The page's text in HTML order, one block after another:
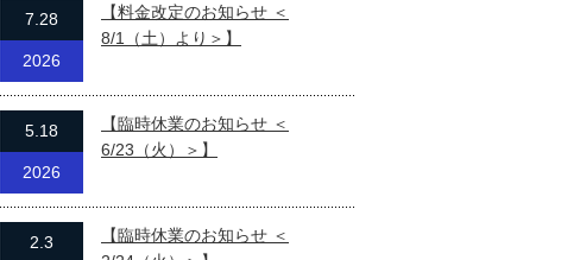
7.28
2026
【料金改定のお知らせ ＜
8/1（土）より＞】
5.18
2026
【臨時休業のお知らせ ＜
6/23（火）＞】
2.3
【臨時休業のお知らせ ＜